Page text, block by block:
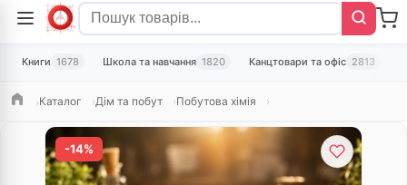
Книги 1678 Школа та навчання 1820 Канцтовари та офіс 2813
ГоловнаКаталог Дім та побут Побутова хімія
-14%